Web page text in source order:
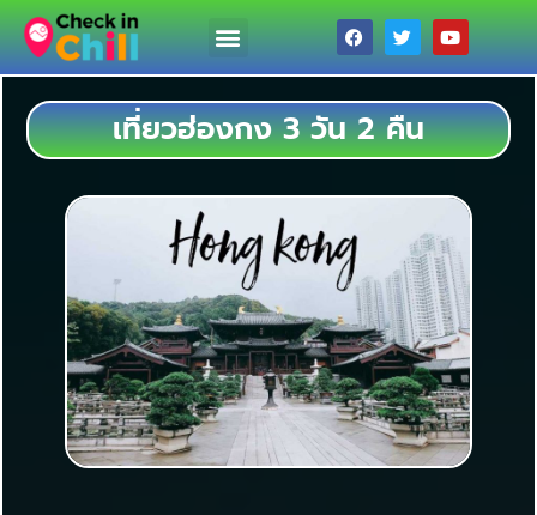
เที่ยวฮ่องกง 3 วัน 2 คืน